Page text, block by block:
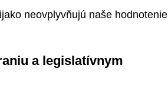
neovplyvňujú naše hodnotenie
a legislatívnym